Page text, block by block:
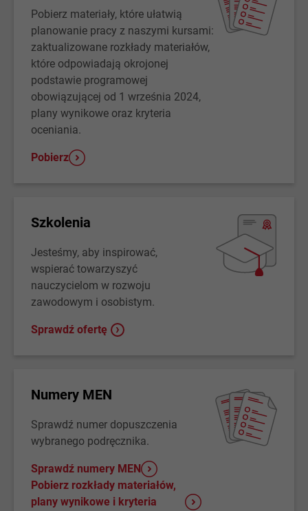
Pobierz materiały, które ułatwią
planowanie pracy z naszymi kursami:
zaktualizowane rozkłady materiałów,
które odpowiadają okrojonej
podstawie programowej
obowiązującej od 1 września 2024,
plany wynikowe oraz kryteria
oceniania.
Pobierz
Szkolenia
Jesteśmy, aby inspirować,
wspierać towarzyszyć
nauczycielom w rozwoju
zawodowym i osobistym.
Sprawdź ofertę
Numery MEN
Sprawdź numer dopuszczenia
wybranego podręcznika.
Sprawdź numery MEN
Pobierz rozkłady materiałów,
plany wynikowe i kryteria